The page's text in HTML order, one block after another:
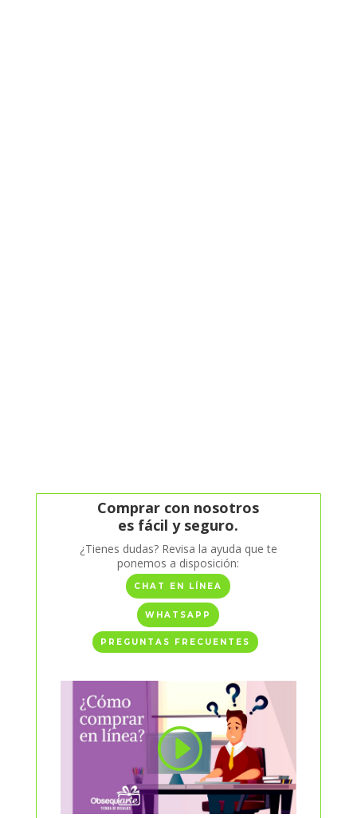
Comprar con nosotros
es fácil y seguro.
¿Tienes dudas? Revisa la ayuda que te
ponemos a disposición:
CHAT EN LÍNEA
WHATSAPP
PREGUNTAS FRECUENTES